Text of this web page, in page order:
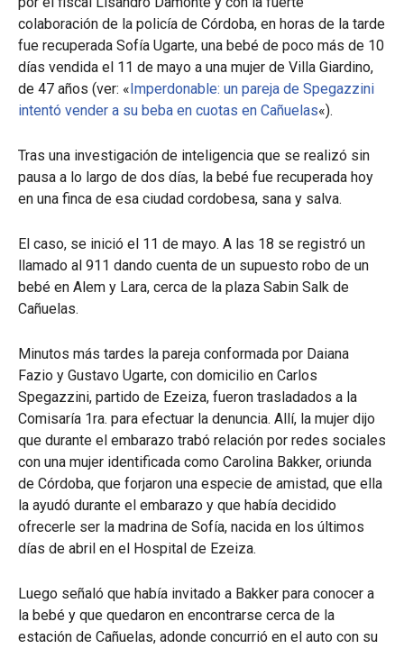
colaboración de la policía de Córdoba, en horas de la tarde
fue recuperada Sofía Ugarte, una bebé de poco más de 10
días vendida el 11 de mayo a una mujer de Villa Giardino,
de 47 años (ver: « Imperdonable: un pareja de Spegazzini
intentó vender a su beba en cuotas en Cañuelas«).
Tras una investigación de inteligencia que se realizó sin
pausa a lo largo de dos días, la bebé fue recuperada hoy
en una finca de esa ciudad cordobesa, sana y salva.
El caso, se inició el 11 de mayo. A las 18 se registró un
llamado al 911 dando cuenta de un supuesto robo de un
bebé en Alem y Lara, cerca de la plaza Sabin Salk de
Cañuelas.
Minutos más tardes la pareja conformada por Daiana
Fazio y Gustavo Ugarte, con domicilio en Carlos
Spegazzini, partido de Ezeiza, fueron trasladados a la
Comisaría 1ra. para efectuar la denuncia. Allí, la mujer dijo
que durante el embarazo trabó relación por redes sociales
con una mujer identificada como Carolina Bakker, oriunda
de Córdoba, que forjaron una especie de amistad, que ella
la ayudó durante el embarazo y que había decidido
ofrecerle ser la madrina de Sofía, nacida en los últimos
días de abril en el Hospital de Ezeiza.
Luego señaló que había invitado a Bakker para conocer a
la bebé y que quedaron en encontrarse cerca de la
estación de Cañuelas, adonde concurrió en el auto con su